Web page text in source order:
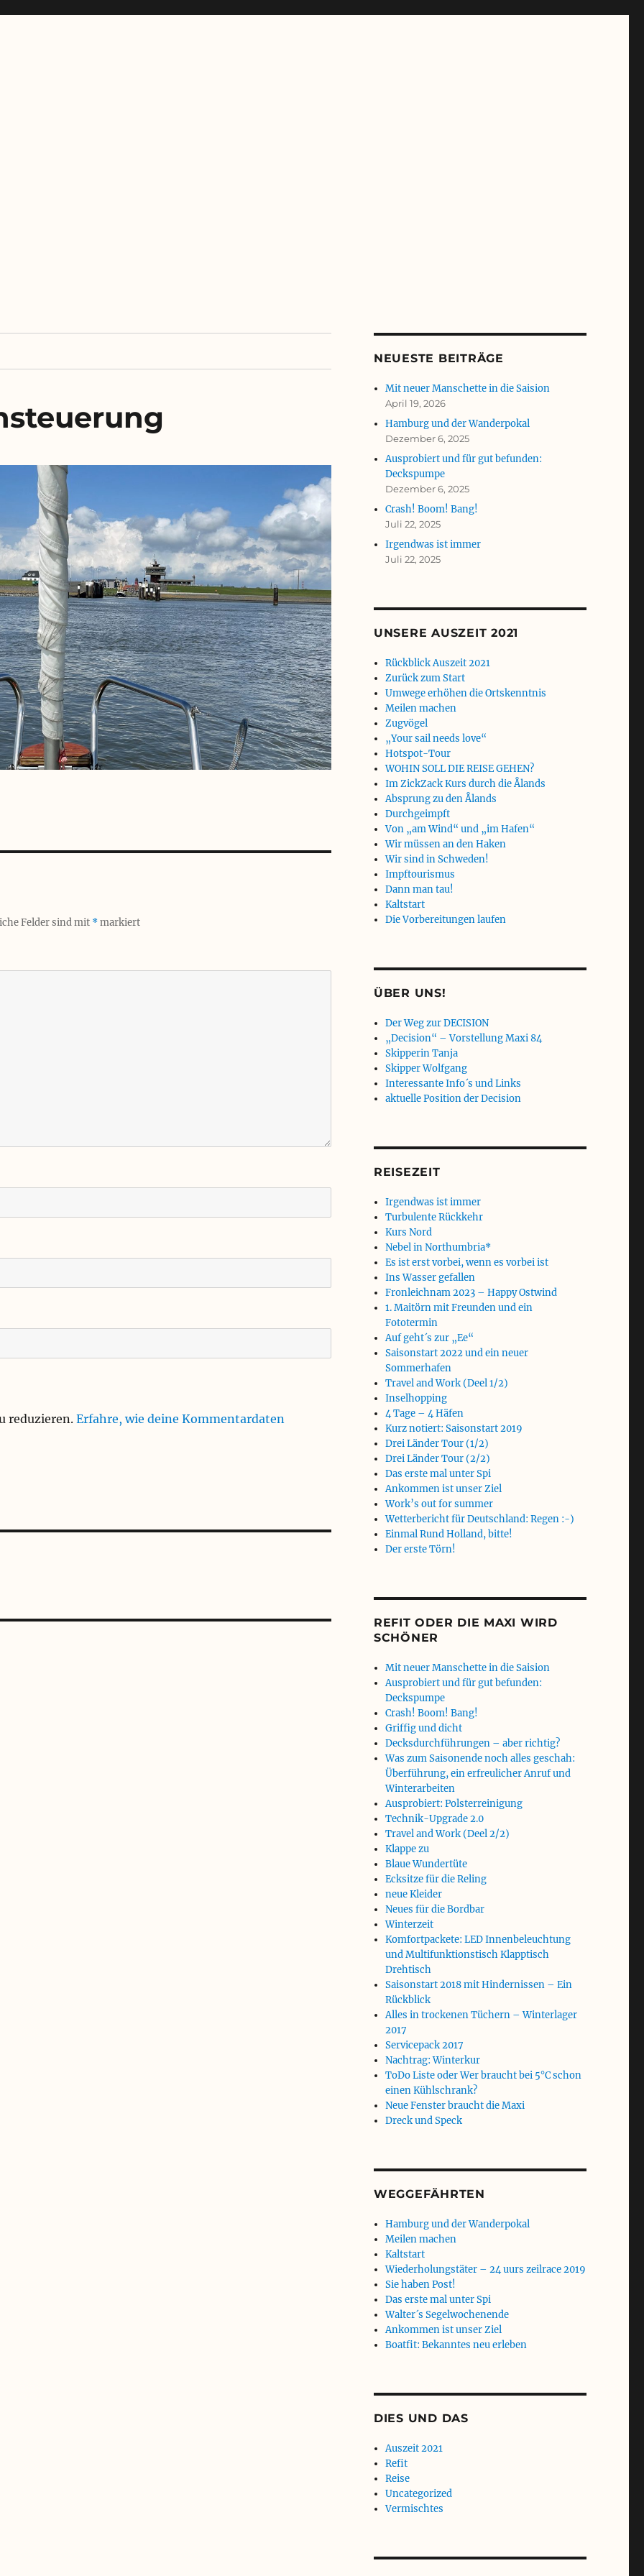
Felder sind mit *markiert
reduzieren.Erfahre, wie deine Kommentardaten
NEUESTE BEITRÄGE
Mit neuer Manschette in die Saision
April 19, 2026
Hamburg und der Wanderpokal
Dezember 6, 2025
Ausprobiert und für gut befunden:
Deckspumpe
Dezember 6, 2025
Crash! Boom! Bang!
Juli 22, 2025
Irgendwas ist immer
Juli 22, 2025
UNSERE AUSZEIT 2021
Rückblick Auszeit 2021
Zurück zum Start
Umwege erhöhen die Ortskenntnis
Meilen machen
Zugvögel
„Your sail needs love“
Hotspot-Tour
WOHIN SOLL DIE REISE GEHEN?
Im ZickZack Kurs durch die Ålands
Absprung zu den Ålands
Durchgeimpft
Von „am Wind“ und „im Hafen“
Wir müssen an den Haken
Wir sind in Schweden!
Impftourismus
Dann man tau!
Kaltstart
Die Vorbereitungen laufen
ÜBER UNS!
Der Weg zur DECISION
„Decision“ – Vorstellung Maxi 84
Skipperin Tanja
Skipper Wolfgang
Interessante Info´s und Links
aktuelle Position der Decision
REISEZEIT
Irgendwas ist immer
Turbulente Rückkehr
Kurs Nord
Nebel in Northumbria*
Es ist erst vorbei, wenn es vorbei ist
Ins Wasser gefallen
Fronleichnam 2023 – Happy Ostwind
1. Maitörn mit Freunden und ein
Fototermin
Auf geht´s zur „Ee“
Saisonstart 2022 und ein neuer
Sommerhafen
Travel and Work (Deel 1/2)
Inselhopping
4 Tage – 4 Häfen
Kurz notiert: Saisonstart 2019
Drei Länder Tour (1/2)
Drei Länder Tour (2/2)
Das erste mal unter Spi
Ankommen ist unser Ziel
Work’s out for summer
Wetterbericht für Deutschland: Regen :-)
Einmal Rund Holland, bitte!
Der erste Törn!
REFIT ODER DIE MAXI WIRD
SCHÖNER
Mit neuer Manschette in die Saision
Ausprobiert und für gut befunden:
Deckspumpe
Crash! Boom! Bang!
Griffig und dicht
Decksdurchführungen – aber richtig?
Was zum Saisonende noch alles geschah:
Überführung, ein erfreulicher Anruf und
Winterarbeiten
Ausprobiert: Polsterreinigung
Technik-Upgrade 2.0
Travel and Work (Deel 2/2)
Klappe zu
Blaue Wundertüte
Ecksitze für die Reling
neue Kleider
Neues für die Bordbar
Winterzeit
Komfortpackete: LED Innenbeleuchtung
und Multifunktionstisch Klapptisch
Drehtisch
Saisonstart 2018 mit Hindernissen – Ein
Rückblick
Alles in trockenen Tüchern – Winterlager
2017
Servicepack 2017
Nachtrag: Winterkur
ToDo Liste oder Wer braucht bei 5°C schon
einen Kühlschrank?
Neue Fenster braucht die Maxi
Dreck und Speck
WEGGEFÄHRTEN
Hamburg und der Wanderpokal
Meilen machen
Kaltstart
Wiederholungstäter – 24 uurs zeilrace 2019
Sie haben Post!
Das erste mal unter Spi
Walter´s Segelwochenende
Ankommen ist unser Ziel
Boatfit: Bekanntes neu erleben
DIES UND DAS
Auszeit 2021
Refit
Reise
Uncategorized
Vermischtes